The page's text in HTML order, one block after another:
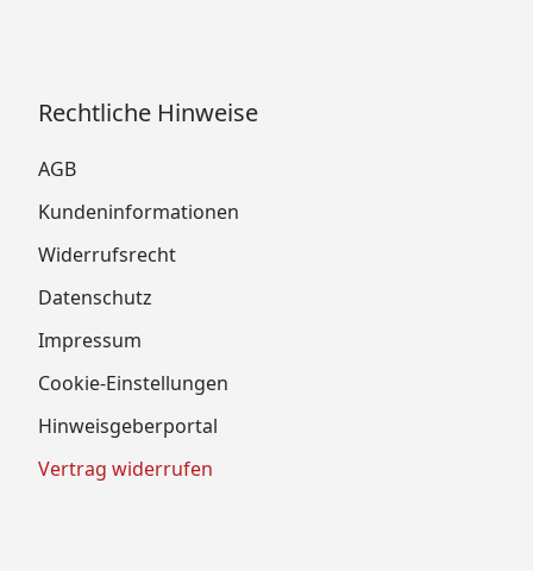
Rechtliche Hinweise
AGB
Kundeninformationen
Widerrufsrecht
Datenschutz
Impressum
Cookie-Einstellungen
Hinweisgeberportal
Vertrag widerrufen